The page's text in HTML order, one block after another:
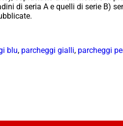
di seria A e quelli di serie B)
blu, parcheggi gialli, parcheggi